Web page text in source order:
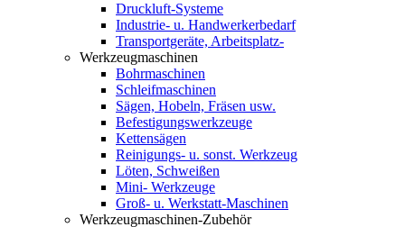
Druckluft-Systeme
Industrie- u. Handwerkerbedarf
Transportgeräte, Arbeitsplatz-
Werkzeugmaschinen
Bohrmaschinen
Schleifmaschinen
Sägen, Hobeln, Fräsen usw.
Befestigungswerkzeuge
Kettensägen
Reinigungs- u. sonst. Werkzeug
Löten, Schweißen
Mini- Werkzeuge
Groß- u. Werkstatt-Maschinen
Werkzeugmaschinen-Zubehör